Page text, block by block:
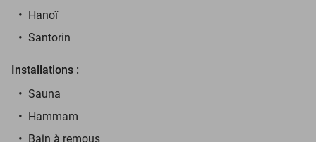
Hanoï
Santorin
Installations :
Sauna
Hammam
Bain à remous